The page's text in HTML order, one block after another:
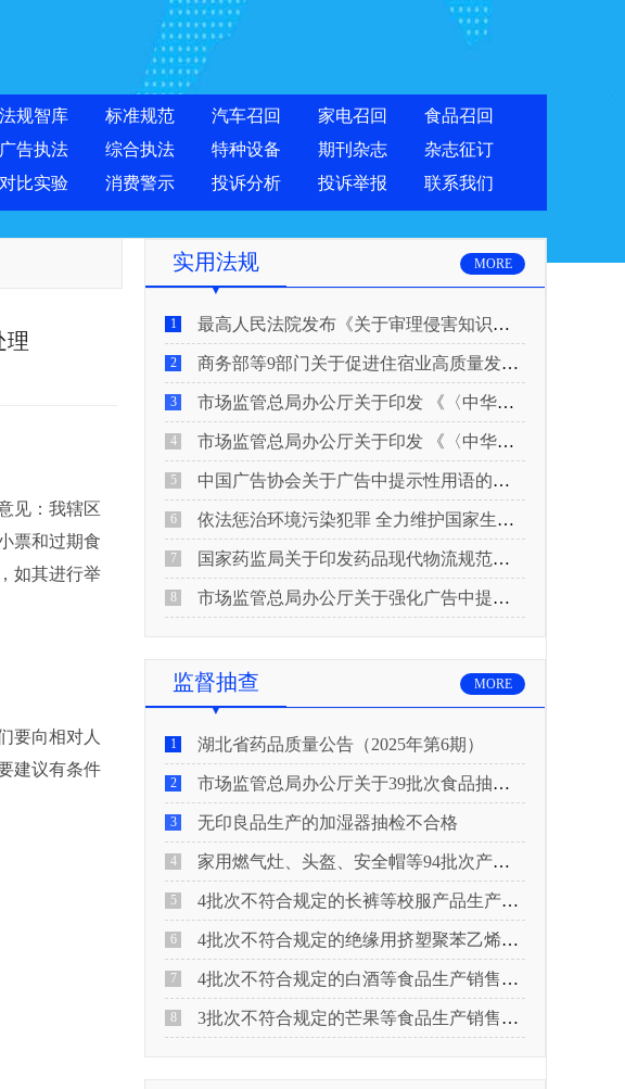
法规智库 标准规范 汽车召回 家电召回
食品召回
广告执法 综合执法 特种设备 期刊杂志
杂志征订
对比实验 消费警示 投诉分析 投诉举报 联系我们
理
见：我辖区
票和过期食
如其进行举
要向相对人
建议有条件
实用法规 MORE
1 最高人民法院发布《关于审理侵害知识产权民事纠纷案件适用惩罚性赔偿的解释》
2 商务部等9部门关于促进住宿业高质量发展的指导意见
3 市场监管总局办公厅关于印发 《〈中华人民共和国广告法〉适用问题 执法指南（二）》的通知
4 市场监管总局办公厅关于印发 《〈中华人民共和国广告法〉适用问题 执法指南（一）》的通知
5 中国广告协会关于广告中提示性用语的合规风险提示
6 依法惩治环境污染犯罪 全力维护国家生态安全 “两高”公布《关于修改〈最高人民法院、最高人民检察院关于办理环境污染刑事案件适用法律若干问题的解释〉的决定》
7 国家药监局关于印发药品现代物流规范化建设指导意见的通知
8 市场监管总局办公厅关于强化广告中提示性用语监管工作的通知
监督抽查 MORE
1 湖北省药品质量公告（2025年第6期）
2 市场监管总局办公厅关于39批次食品抽检不合格情况的通报
3 无印良品生产的加湿器抽检不合格
4 家用燃气灶、头盔、安全帽等94批次产品抽查不合格！
5 4批次不符合规定的长裤等校服产品生产销售企业被济南市市场监管局通报！
6 4批次不符合规定的绝缘用挤塑聚苯乙烯泡沫板（XPS）等产品生产销售企业被广元市市场监督管理局通报！
7 4批次不符合规定的白酒等食品生产销售企业被重庆市市场监督管理局通告！
8 3批次不符合规定的芒果等食品生产销售企业被长治市屯留区市场监督管理局公告！